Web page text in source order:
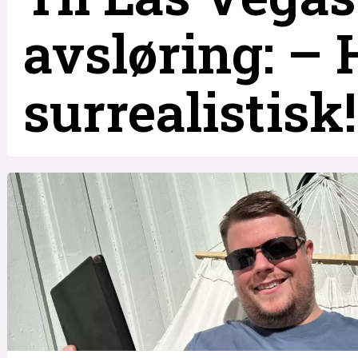
avsløring: –
surrealistisk!